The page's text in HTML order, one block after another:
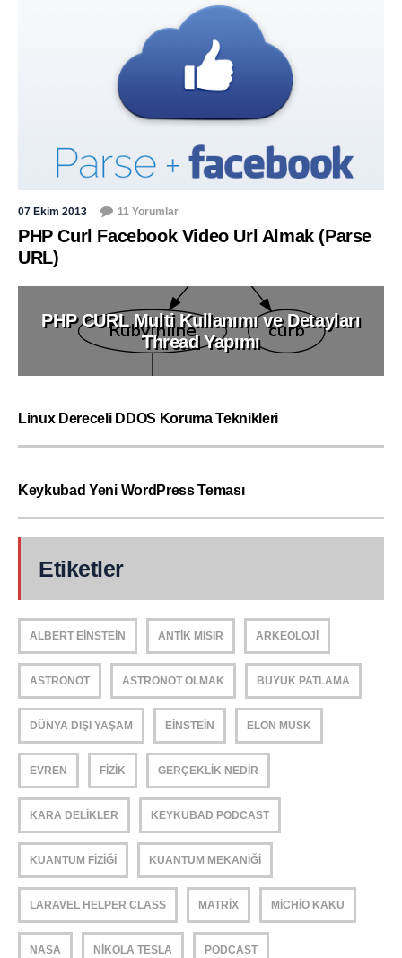
07 Ekim 2013 11 Yorumlar
PHP Curl Facebook Video Url Almak (Parse
URL)
PHP CURL Multi Kullanımı ve Detayları
Thread Yapımı
Linux Dereceli DDOS Koruma Teknikleri
Keykubad Yeni WordPress Teması
Etiketler
ALBERT EINSTEIN ANTIK MISIR ARKEOLOJI
ASTRONOT ASTRONOT OLMAK BÜYÜK PATLAMA
DÜNYA DIŞI YAŞAM EINSTEIN ELON MUSK
EVREN FIZIK GERÇEKLIK NEDIR
KARA DELIKLER KEYKUBAD PODCAST
KUANTUM FIZIĞI KUANTUM MEKANIĞI
LARAVEL HELPER CLASS MATRIX MICHIO KAKU
NASA NIKOLA TESLA PODCAST